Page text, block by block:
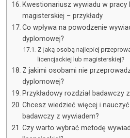
Kwestionariusz wywiadu w pracy
magisterskiej – przykłady
Co wpływa na powodzenie
dyplomowej?
Z jaką osobą najlepiej
licencjackiej lub magisterskiej?
Z jakimi osobami nie
dyplomowej?
Przykładowy rozdział badawczy
Chcesz wiedzieć więcej i
badawczy z wywiadem?
Czy warto wybrać metodę